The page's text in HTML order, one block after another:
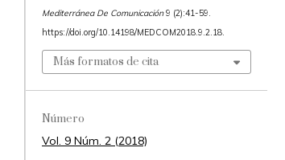
Mediterránea De Comunicación9 (2):41-59.
https://doi.org/10.14198/MEDCOM2018.9.2.18.
Más formatos de cita
Número
Vol. 9 Núm. 2 (2018)